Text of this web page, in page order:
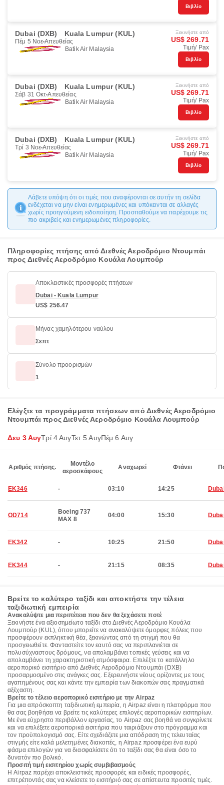
Βιβλίο
Dubai (DXB) Kuala Lumpur (KUL)
Πέμ 5 Νοε Απευθείας
Batik Air Malaysia
Ξεκινήστε από
US$ 269.71
Τιμή/ Pax
Βιβλίο
Dubai (DXB) Kuala Lumpur (KUL)
Σάβ 31 Οκτ Απευθείας
Batik Air Malaysia
Ξεκινήστε από
US$ 269.71
Τιμή/ Pax
Βιβλίο
Dubai (DXB) Kuala Lumpur (KUL)
Τρί 3 Νοε Απευθείας
Batik Air Malaysia
Ξεκινήστε από
US$ 269.71
Τιμή/ Pax
Βιβλίο
Λάβετε υπόψη ότι οι τιμές που αναφέρονται σε αυτήν τη σελίδα
ενδέχεται να μην είναι ενημερωμένες και υπόκεινται σε αλλαγές
χωρίς προηγούμενη ειδοποίηση. Προσπαθούμε να παρέχουμε τις
πιο ακριβείς και ενημερωμένες πληροφορίες.
Πληροφορίες πτήσης από Διεθνές Αεροδρόμιο Ντουμπάι
προς Διεθνές Αεροδρόμιο Κουάλα Λουμπούρ
Αποκλειστικές προσφορές πτήσεων
Dubai - Kuala Lumpur
US$ 256.47
Μήνας χαμηλότερου ναύλου
Σεπτ
Σύνολο προορισμών
1
Ελέγξτε τα προγράμματα πτήσεων από Διεθνές Αεροδρόμιο
Ντουμπάι προς Διεθνές Αεροδρόμιο Κουάλα Λουμπούρ
Δευ 3 ΑυγΤρί 4 ΑυγΤετ 5 ΑυγΠέμ 6 Αυγ
Αριθμός πτήσης.
Μοντέλο
αεροσκάφους
Αναχωρεί Φτάνει
EK346 - 03:10 14:25
OD714
Boeing 737
MAX 8
04:00 15:30
EK342 - 10:25 21:50
EK344 - 21:15 08:35
Βρείτε το καλύτερο ταξίδι και αποκτήστε την τέλεια
ταξιδιωτική εμπειρία
Ανακαλύψτε μια περιπέτεια που δεν θα ξεχάσετε ποτέ
Ξεκινήστε ένα αξιοσημείωτο ταξίδι στο Διεθνές Αεροδρόμιο Κουάλα
Λουμπούρ (KUL), όπου μπορείτε να ανακαλύψετε όμορφες πόλεις που
προσφέρουν εκπληκτική θέα, ξεκινώντας από τη στιγμή που θα
προσγειωθείτε. Φανταστείτε τον εαυτό σας να περιπλανιέται σε
πολυσύχναστους δρόμους, να απολαμβάνει τοπικές γεύσεις και να
απολαμβάνει τη χαρακτηριστική ατμόσφαιρα. Επιλέξτε το κατάλληλο
αεροπορικό εισιτήριο από Διεθνές Αεροδρόμιο Ντουμπάι (DXB)
προσαρμοσμένο στις ανάγκες σας. Εξερευνήστε νέους ορίζοντες με τους
αγαπημένους σας και κάντε την εμπειρία των διακοπών σας πραγματικά
αξέχαστη.
Βρείτε το τέλειο αεροπορικό εισιτήριο με την Airpaz
Για μια απρόσκοπτη ταξιδιωτική εμπειρία, η Airpaz είναι η πλατφόρμα που
θα σας βοηθήσει να βρείτε τις καλύτερες επιλογές αεροπορικών εισιτηρίων.
Με ένα εύχρηστο περιβάλλον εργασίας, το Airpaz σας βοηθά να συγκρίνετε
και να επιλέξετε αεροπορικά εισιτήρια που ταιριάζουν στο πρόγραμμα και
τον προϋπολογισμό σας. Είτε σχεδιάζετε μια απόδραση της τελευταίας
στιγμής είτε καλά μελετημένες διακοπές, η Airpaz προσφέρει ένα ευρύ
φάσμα επιλογών για να διασφαλίσετε ότι το ταξίδι σας θα είναι όσο το
δυνατόν πιο βολικό.
Προσιτή τιμή εισιτηρίου χωρίς συμβιβασμούς
Η Airpaz παρέχει αποκλειστικές προσφορές και ειδικές προσφορές,
επιτρέποντάς σας να κλείσετε το εισιτήριό σας σε απίστευτα προσιτές τιμές.